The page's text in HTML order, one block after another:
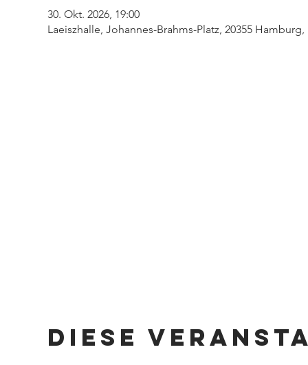
30. Okt. 2026, 19:00
Laeiszhalle, Johannes-Brahms-Platz, 20355
Diese